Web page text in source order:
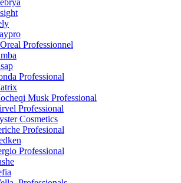
Professionnel
Professional
Musk Professional
Professional
Cosmetics
Profesional
Professional